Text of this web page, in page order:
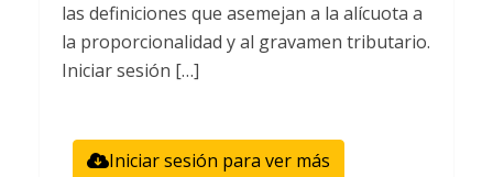
las definiciones que asemejan a la alícuota a
la proporcionalidad y al gravamen tributario.
Iniciar sesión […]
Iniciar sesión para ver más